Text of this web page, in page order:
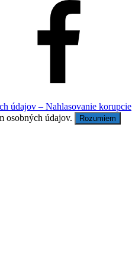
údajov – Nahlasovanie korupcie
osobných údajov.
Rozumiem